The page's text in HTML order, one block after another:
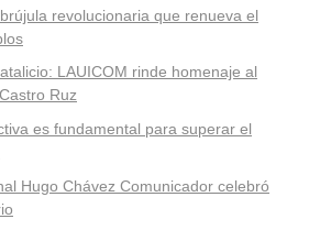
revolucionaria que renueva el
LAUICOM rinde homenaje al
Ruz
es fundamental para superar el
Hugo Chávez Comunicador celebró